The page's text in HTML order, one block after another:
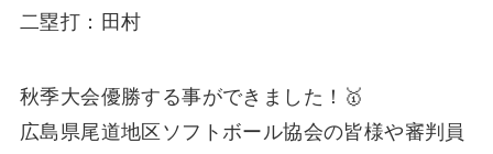
二塁打：田村
秋季大会優勝する事ができました！🥇
広島県尾道地区ソフトボール協会の皆様や審判員